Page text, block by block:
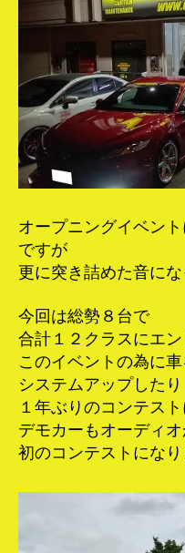
オープニングイベン
ですが
更に突き詰めた音に
今回は総勢８台で
合計１２クラスにエ
このイベントの為に
システムアップしたり
１年ぶりのコンテス
デモカーもオーディ
初のコンテストにな